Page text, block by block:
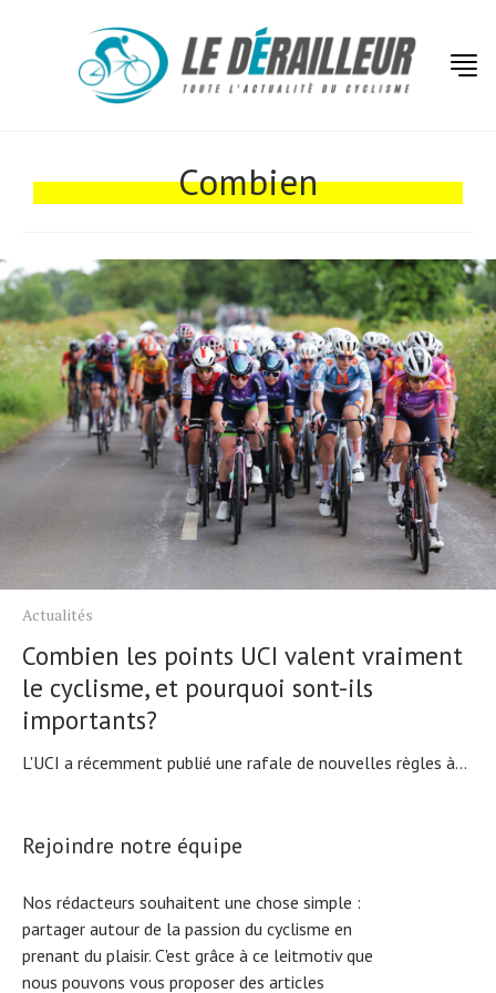
Combien
Actualités
Combien les points UCI valent vraiment
le cyclisme, et pourquoi sont-ils
importants?
L'UCI a récemment publié une rafale de nouvelles règles à...
Rejoindre notre équipe
Nos rédacteurs souhaitent une chose simple :
partager autour de la passion du cyclisme en
prenant du plaisir. C'est grâce à ce leitmotiv que
nous pouvons vous proposer des articles
Tests de produits
Tendances
Tous nos articles
À propos